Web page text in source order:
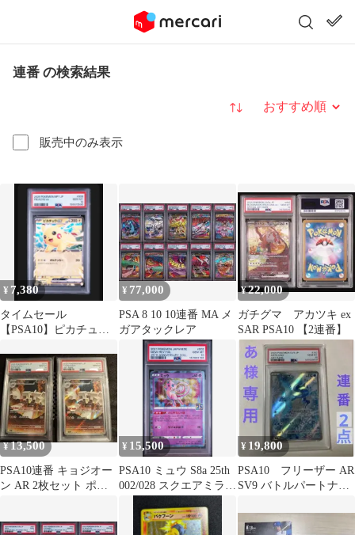
連番 の検索結果
販売中のみ表示
並び替え
¥ 7,380
タイムセール
【PSA10】ピカチュウ
出品①A
¥ 77,000
PSA 8 10 10連番 MA メ
ガアタックレア
¥22,000
ガチグマ アカツキ ex
SAR PSA10 【2連番】
¥13,500
PSA10連番 キョジオー
ン AR 2枚セット ポケ
¥ 15,500
PSA10 ミュウ S8a 25th
002/028 スクエアミラ
¥ 19,800
PSA10 フリーザー AR
SV9 バトルパートナー